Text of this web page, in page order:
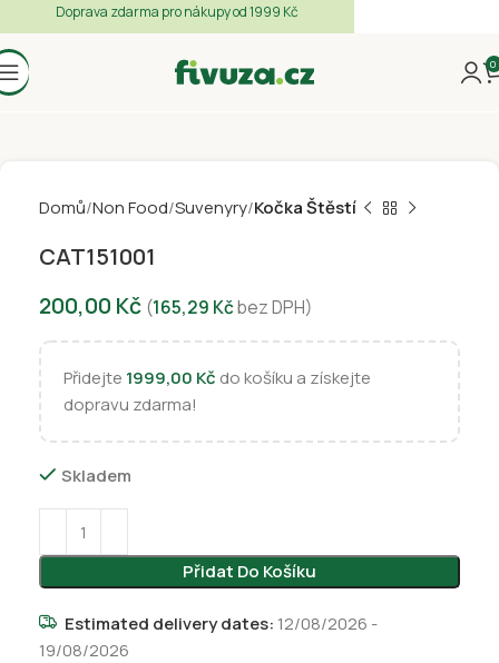
0
Domů Non Food Suvenyry Kočka Štěstí
CAT151001
200,00 Kč (165,29 Kčbez DPH)
Přidejte 1999,00 Kč do košíku a získejte
dopravu zdarma!
Skladem
Přidat Do Košíku
Estimated delivery dates: 12/08/2026 -
19/08/2026
Doprava zdarma pro nákupy od 1999 Kč